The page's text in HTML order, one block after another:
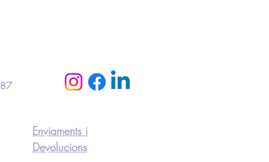
Enviaments i
Devolucions